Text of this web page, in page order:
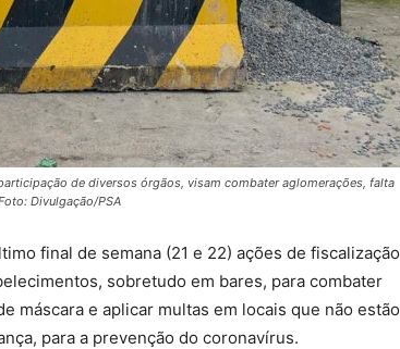
de diversos órgãos, visam combater aglomerações, falta
Divulgação/PSA
final de semana (21 e 22) ações de fiscalização
sobretudo em bares, para combater
máscara e aplicar multas em locais que não estão
para a prevenção do coronavírus.